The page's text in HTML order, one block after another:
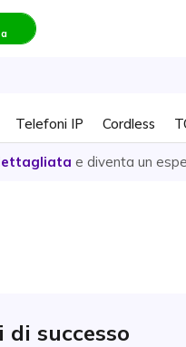
Telefoni IP Cordless
e diventa un
successo